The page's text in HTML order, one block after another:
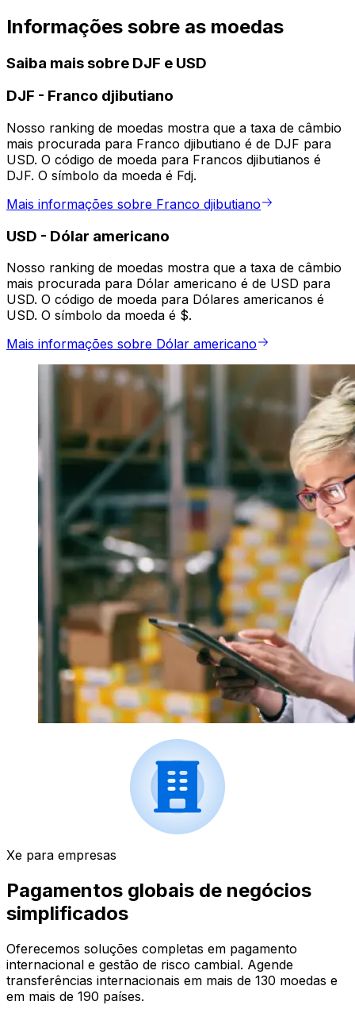
Informações sobre as moedas
Saiba mais sobre DJF e USD
DJF - Franco djibutiano
Nosso ranking de moedas mostra que a taxa de câmbio
mais procurada para Franco djibutiano é de DJF para
USD. O código de moeda para Francos djibutianos é
DJF. O símbolo da moeda é Fdj.
Mais informações sobre Franco djibutiano
USD - Dólar americano
Nosso ranking de moedas mostra que a taxa de câmbio
mais procurada para Dólar americano é de USD para
USD. O código de moeda para Dólares americanos é
USD. O símbolo da moeda é $.
Mais informações sobre Dólar americano
Xe para empresas
Pagamentos globais de negócios
simplificados
Oferecemos soluções completas em pagamento
internacional e gestão de risco cambial. Agende
transferências internacionais em mais de 130 moedas e
em mais de 190 países.